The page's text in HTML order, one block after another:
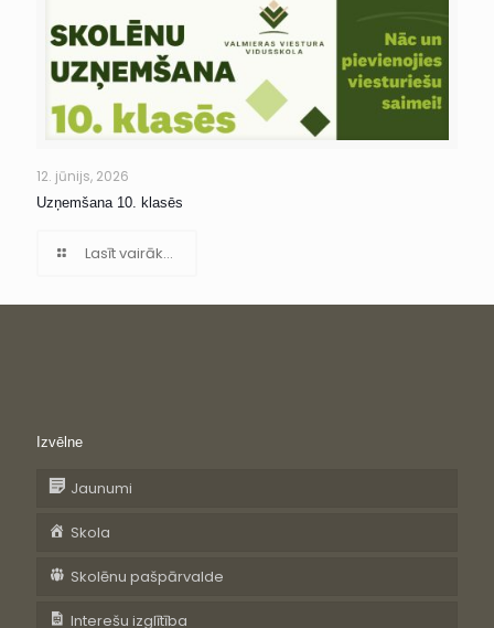
12. jūnijs, 2026
Uzņemšana 10. klasēs
Lasīt vairāk...
Izvēlne
Jaunumi
Skola
Skolēnu pašpārvalde
Interešu izglītība